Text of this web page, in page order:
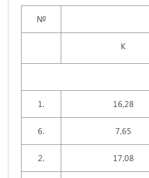
№
К
1. 16,28
6. 7,65
2. 17,08